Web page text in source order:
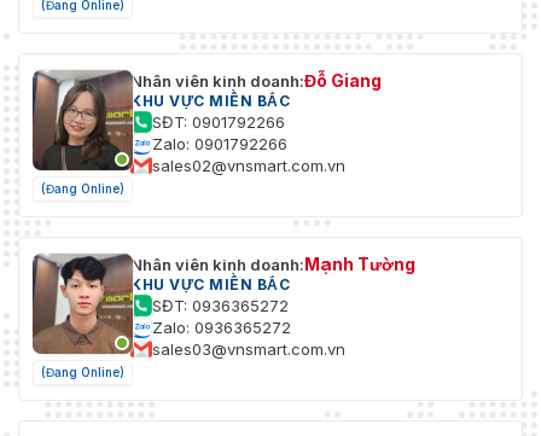
(Đang Online)
(Đang Online)
Nhân viên kinh doanh:Đỗ Giang
KHU VỰC MIỀN BẮC
SĐT: 0901792266
Zalo: 0901792266
sales02@vnsmart.com.vn
(Đang Online)
Nhân viên kinh doanh:Mạnh Tường
KHU VỰC MIỀN BẮC
SĐT: 0936365272
Zalo: 0936365272
sales03@vnsmart.com.vn